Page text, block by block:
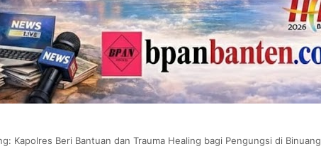
Kapolres Beri Bantuan dan Trauma Healing bagi Pengungsi di Binuang